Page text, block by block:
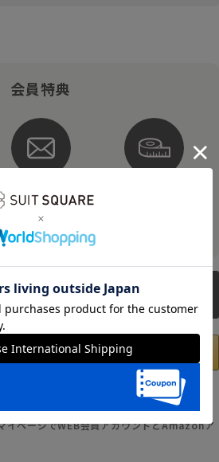
会員特典
メルマガ配信
まなキャンペーンを予定しています。
新規会員登録
使用して、お支払いおよび新規WEB会員登
イページでWEB会員アカウントとAmazonア